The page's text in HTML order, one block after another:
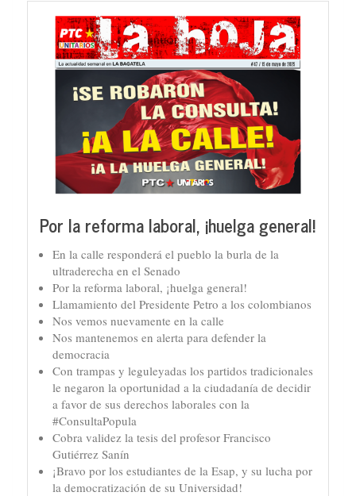
Por la reforma laboral, ¡huelga general!
En la calle responderá el pueblo la burla de la
ultraderecha en el Senado
Por la reforma laboral, ¡huelga general!
Llamamiento del Presidente Petro a los colombianos
Nos vemos nuevamente en la calle
Nos mantenemos en alerta para defender la
democracia
Con trampas y leguleyadas los partidos tradicionales
le negaron la oportunidad a la ciudadanía de decidir
a favor de sus derechos laborales con la
#ConsultaPopula
Cobra validez la tesis del profesor Francisco
Gutiérrez Sanín
¡Bravo por los estudiantes de la Esap, y su lucha por
la democratización de su Universidad!